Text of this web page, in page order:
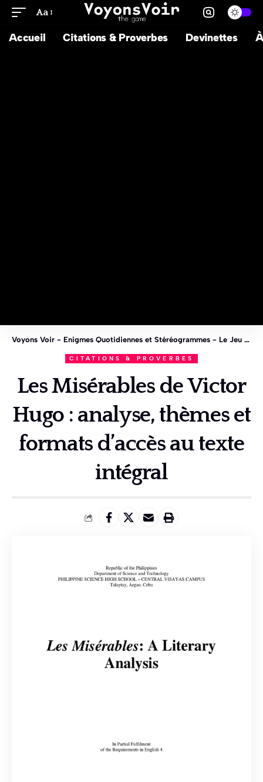
Aa
Accueil Citations & Proverbes Devinettes
Voyons Voir - Enigmes Quotidiennes et Stéréogrammes - Le Jeu des 1%
CITATIONS & PROVERBES
Les Misérables de Victor
Hugo : analyse, thèmes et
formats d’accès au texte
intégral